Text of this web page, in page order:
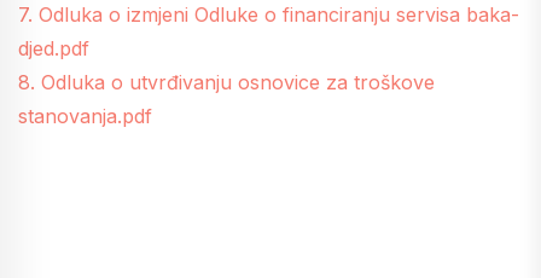
7. Odluka o izmjeni Odluke o financiranju servisa baka-
djed.pdf
8. Odluka o utvrđivanju osnovice za troškove
stanovanja.pdf